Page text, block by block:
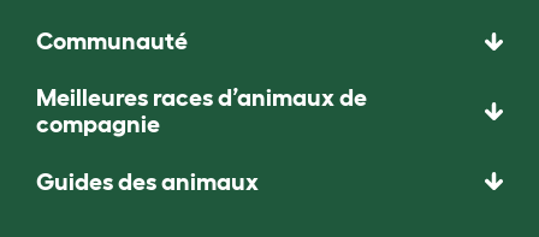
Communauté
Meilleures races d’animaux de
compagnie
Guides des animaux